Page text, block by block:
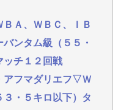
」「そうしてやらない
いでしょう」と主張
ダーさん、「従軍慰安
日本に対してはよく調
Ａ、ＷＢＣ、ＩＢ
ンタム級（５５・
ッチ１２回戦
アフマダリエフ▽Ｗ
３・５キロ以下）タ